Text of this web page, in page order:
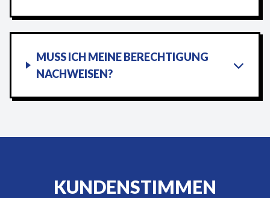
MUSS ICH MEINE BERECHTIGUNG
NACHWEISEN?
KUNDENSTIMMEN